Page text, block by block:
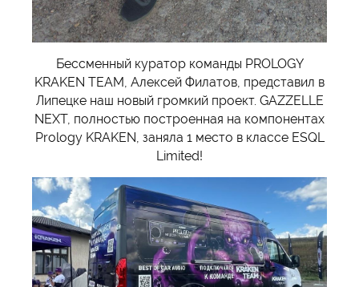
Бессменный куратор команды PROLOGY
KRAKEN TEAM, Алексей Филатов, представил в
Липецке наш новый громкий проект. GAZZELLE
NEXT, полностью построенная на компонентах
Prology KRAKEN, заняла 1 место в классе ESQL
Limited!